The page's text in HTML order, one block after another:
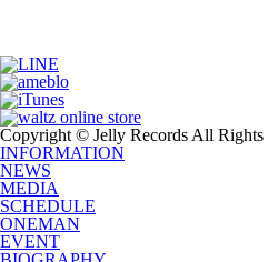
Copyright © Jelly Records All Rights
INFORMATION
NEWS
MEDIA
SCHEDULE
ONEMAN
EVENT